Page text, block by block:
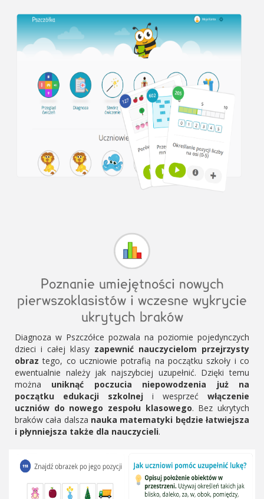
Poznanie umiejętności nowych
pierwszoklasistów i wczesne wykrycie
ukrytych braków
Diagnoza w Pszczółce pozwala na poziomie pojedynczych
dzieci i całej klasy zapewnić nauczycielom przejrzysty
obraz tego, co uczniowie potrafią na początku szkoły i co
ewentualnie należy jak najszybciej uzupełnić. Dzięki temu
można uniknąć poczucia niepowodzenia już na
początku edukacji szkolnej i wesprzeć włączenie
uczniów do nowego zespołu klasowego. Bez ukrytych
braków cała dalsza nauka matematyki będzie łatwiejsza
i płynniejsza także dla nauczycieli.